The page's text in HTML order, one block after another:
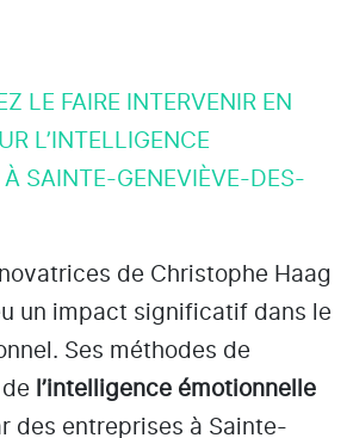
LE FAIRE INTERVENIR EN
L’INTELLIGENCE
À SAINTE-GENEVIÈVE-DES-
de Christophe Haag
un impact significatif dans le
Ses méthodes de
l’intelligence émotionnelle
des entreprises à Sainte-